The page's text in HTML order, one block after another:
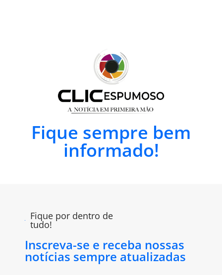
Fique sempre bem
informado!
Fique por dentro de
tudo!
Inscreva-se e receba nossas
notícias sempre atualizadas